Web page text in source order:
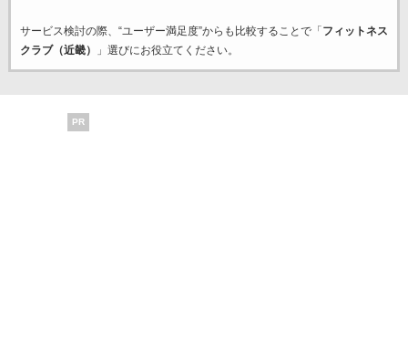
サービス検討の際、“ユーザー満足度”からも比較することで「 フィットネス
クラブ（近畿）
」選びにお役立てください。
PR